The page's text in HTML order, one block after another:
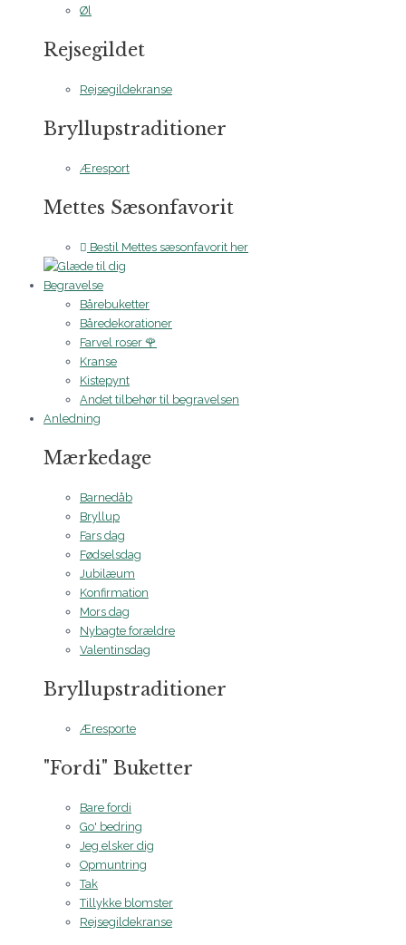
Øl
Rejsegildet
Rejsegildekranse
Bryllupstraditioner
Æresport
Mettes Sæsonfavorit
Bestil Mettes sæsonfavorit her
Begravelse
Bårebuketter
Båredekorationer
Farvel roser 🌹
Kranse
Kistepynt
Andet tilbehør til begravelsen
Anledning
Mærkedage
Barnedåb
Bryllup
Fars dag
Fødselsdag
Jubilæum
Konfirmation
Mors dag
Nybagte forældre
Valentinsdag
Bryllupstraditioner
Æresporte
"Fordi" Buketter
Bare fordi
Go' bedring
Jeg elsker dig
Opmuntring
Tak
Tillykke blomster
Rejsegildekranse